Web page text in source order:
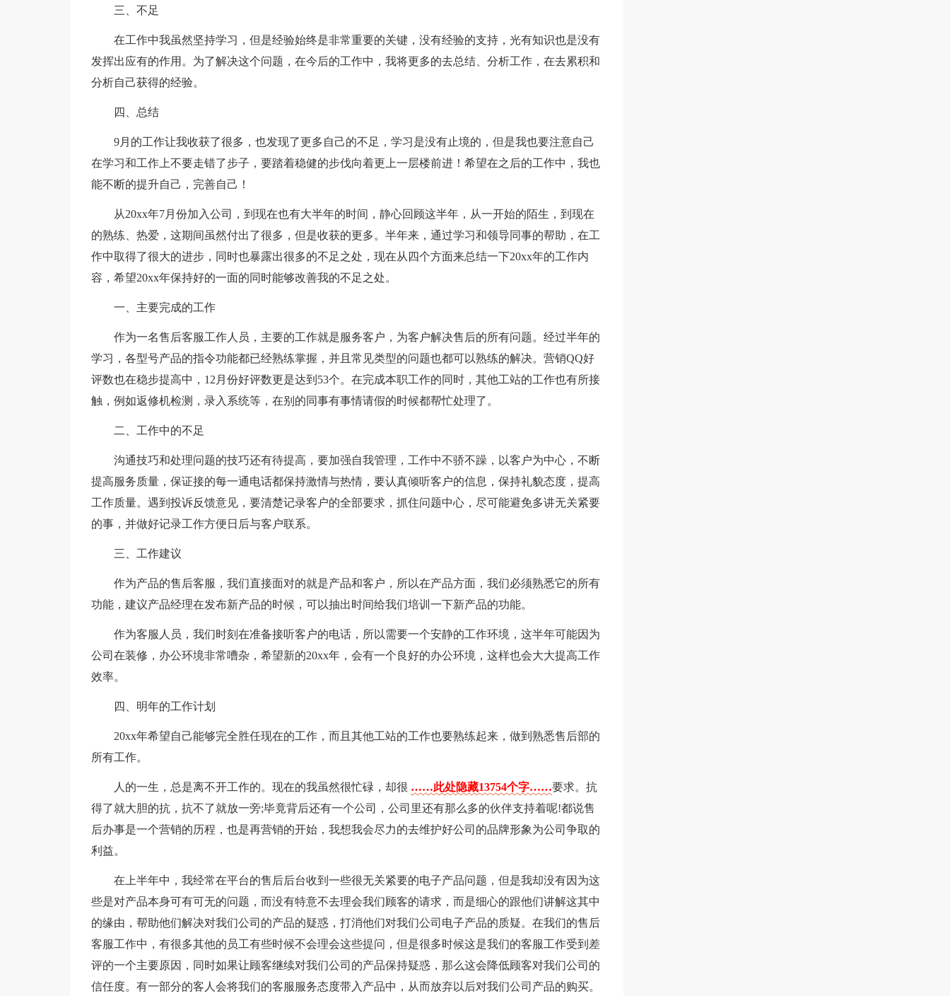
三、不足
在工作中我虽然坚持学习，但是经验始终是非常重要的关键，没有经验的支持，光有知识也是没有
发挥出应有的作用。为了解决这个问题，在今后的工作中，我将更多的去总结、分析工作，在去累积和
分析自己获得的经验。
四、总结
9月的工作让我收获了很多，也发现了更多自己的不足，学习是没有止境的，但是我也要注意自己
在学习和工作上不要走错了步子，要踏着稳健的步伐向着更上一层楼前进！希望在之后的工作中，我也
能不断的提升自己，完善自己！
从20xx年7月份加入公司，到现在也有大半年的时间，静心回顾这半年，从一开始的陌生，到现在
的熟练、热爱，这期间虽然付出了很多，但是收获的更多。半年来，通过学习和领导同事的帮助，在工
作中取得了很大的进步，同时也暴露出很多的不足之处，现在从四个方面来总结一下20xx年的工作内
容，希望20xx年保持好的一面的同时能够改善我的不足之处。
一、主要完成的工作
作为一名售后客服工作人员，主要的工作就是服务客户，为客户解决售后的所有问题。经过半年的
学习，各型号产品的指令功能都已经熟练掌握，并且常见类型的问题也都可以熟练的解决。营销QQ好
评数也在稳步提高中，12月份好评数更是达到53个。在完成本职工作的同时，其他工站的工作也有所接
触，例如返修机检测，录入系统等，在别的同事有事情请假的时候都帮忙处理了。
二、工作中的不足
沟通技巧和处理问题的技巧还有待提高，要加强自我管理，工作中不骄不躁，以客户为中心，不断
提高服务质量，保证接的每一通电话都保持激情与热情，要认真倾听客户的信息，保持礼貌态度，提高
工作质量。遇到投诉反馈意见，要清楚记录客户的全部要求，抓住问题中心，尽可能避免多讲无关紧要
的事，并做好记录工作方便日后与客户联系。
三、工作建议
作为产品的售后客服，我们直接面对的就是产品和客户，所以在产品方面，我们必须熟悉它的所有
功能，建议产品经理在发布新产品的时候，可以抽出时间给我们培训一下新产品的功能。
作为客服人员，我们时刻在准备接听客户的电话，所以需要一个安静的工作环境，这半年可能因为
公司在装修，办公环境非常嘈杂，希望新的20xx年，会有一个良好的办公环境，这样也会大大提高工作
效率。
四、明年的工作计划
20xx年希望自己能够完全胜任现在的工作，而且其他工站的工作也要熟练起来，做到熟悉售后部的
所有工作。
人的一生，总是离不开工作的。现在的我虽然很忙碌，却很 ……此处隐藏13754个字……要求。抗
得了就大胆的抗，抗不了就放一旁;毕竟背后还有一个公司，公司里还有那么多的伙伴支持着呢!都说售
后办事是一个营销的历程，也是再营销的开始，我想我会尽力的去维护好公司的品牌形象为公司争取的
利益。
在上半年中，我经常在平台的售后后台收到一些很无关紧要的电子产品问题，但是我却没有因为这
些是对产品本身可有可无的问题，而没有特意不去理会我们顾客的请求，而是细心的跟他们讲解这其中
的缘由，帮助他们解决对我们公司的产品的疑惑，打消他们对我们公司电子产品的质疑。在我们的售后
客服工作中，有很多其他的员工有些时候不会理会这些提问，但是很多时候这是我们的客服工作受到差
评的一个主要原因，同时如果让顾客继续对我们公司的产品保持疑惑，那么这会降低顾客对我们公司的
信任度。有一部分的客人会将我们的客服服务态度带入产品中，从而放弃以后对我们公司产品的购买。